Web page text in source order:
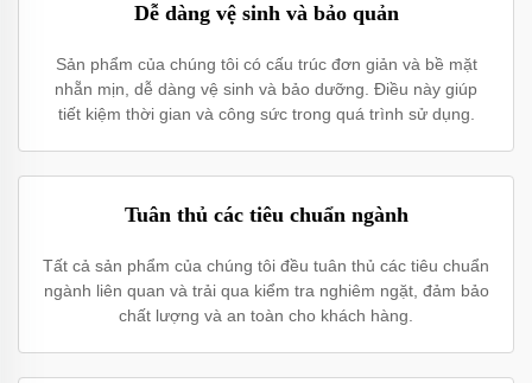
Dễ dàng vệ sinh và bảo quản
Sản phẩm của chúng tôi có cấu trúc đơn giản và bề mặt
nhẵn mịn, dễ dàng vệ sinh và bảo dưỡng. Điều này giúp
tiết kiệm thời gian và công sức trong quá trình sử dụng.
Tuân thủ các tiêu chuẩn ngành
Tất cả sản phẩm của chúng tôi đều tuân thủ các tiêu chuẩn
ngành liên quan và trải qua kiểm tra nghiêm ngặt, đảm bảo
chất lượng và an toàn cho khách hàng.